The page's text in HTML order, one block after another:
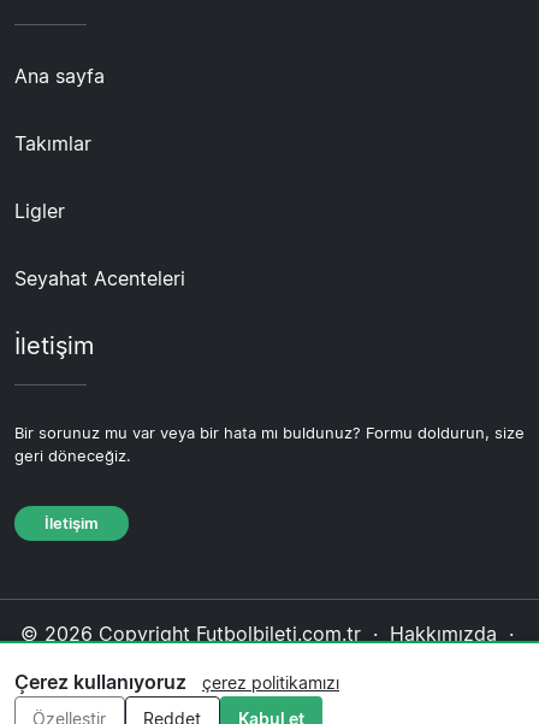
Ana sayfa
Takımlar
Ligler
Seyahat Acenteleri
İletişim
Bir sorunuz mu var veya bir hata mı buldunuz? Formu doldurun, size
geri döneceğiz.
İletişim
© 2026 Copyright Futbolbileti.com.tr · Hakkımızda ·
Editoryal politika
Çerez kullanıyoruz
çerez politikamızı
Özelleştir
Reddet Kabul et